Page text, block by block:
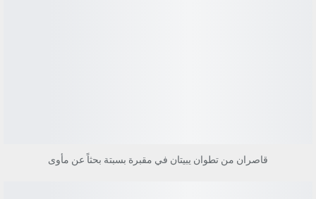
قاصران من تطوان يبيتان في مقبرة بسبتة بحثاً عن مأوى